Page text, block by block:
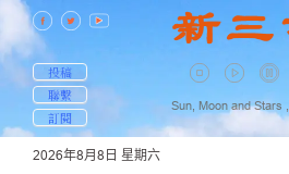
投稿
聯繫
訂閱
Sun, Moon and Stars ,
2026年8月8日 星期六